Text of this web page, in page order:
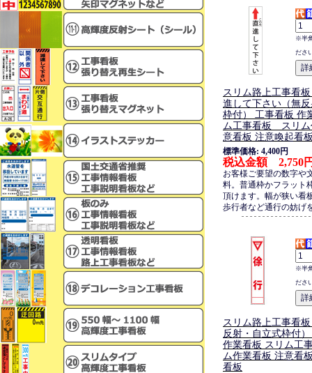
※半
ださ
スリム路上工事看
進して下さい（無
枠付） 工事看板 作
ム工事看板 スリム
意看板 注意喚起看
標準価格: 4,400円
税込金額 2,750
お客様ご要望の数字や
料。普通枠かフラット
頂けます。幅が狭い看
歩行者など通行の妨げ
※半
ださ
スリム路上工事看
反射・自立式枠付
作業看板 スリム工
ム作業看板 注意看
看板